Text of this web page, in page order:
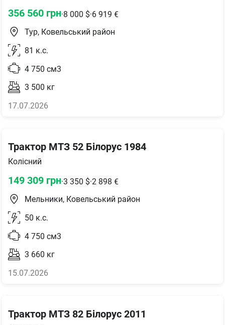
356 560 грн·8 000 $·6 919 €
Тур, Ковельський район
81 к.с.
4 750 см3
3 500 кг
17.07.2026
Трактор МТЗ 52 Білорус 1984
Колісний
149 309 грн·3 350 $·2 898 €
Мельники, Ковельський район
50 к.с.
4 750 см3
3 660 кг
15.07.2026
Трактор МТЗ 82 Білорус 2011